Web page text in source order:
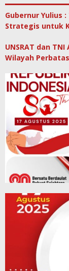
Gubernur Yulius
Strategis untuk
UNSRAT dan
Wilayah